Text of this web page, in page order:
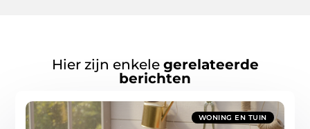
Hier zijn enkele gerelateerde
berichten
WONING EN TUIN